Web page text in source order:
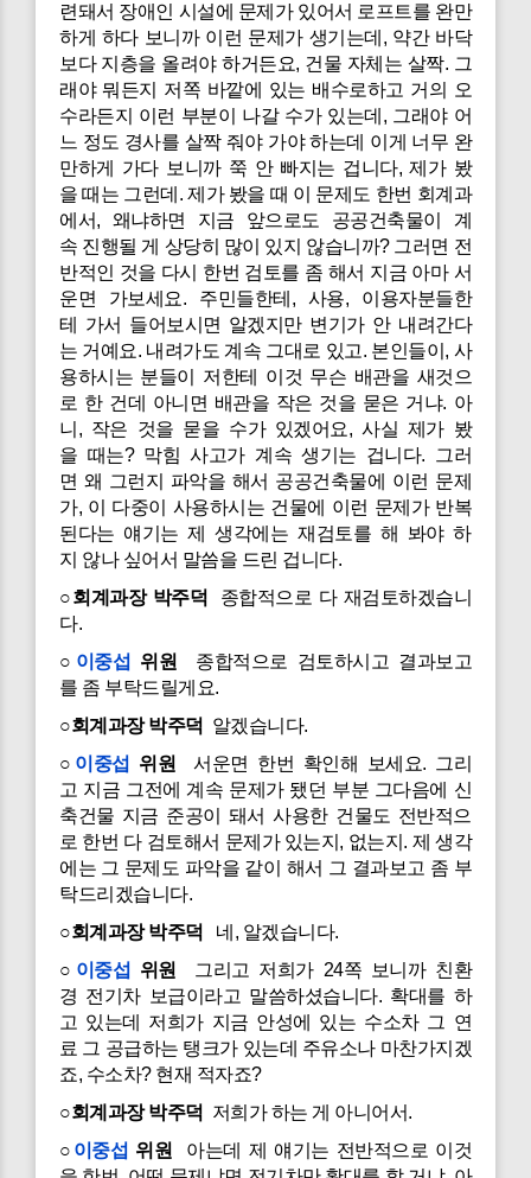
련돼서 장애인 시설에 문제가 있어서 로프트를 완만
하게 하다 보니까 이런 문제가 생기는데, 약간 바닥
보다 지층을 올려야 하거든요, 건물 자체는 살짝. 그
래야 뭐든지 저쪽 바깥에 있는 배수로하고 거의 오
수라든지 이런 부분이 나갈 수가 있는데, 그래야 어
느 정도 경사를 살짝 줘야 가야 하는데 이게 너무 완
만하게 가다 보니까 쭉 안 빠지는 겁니다, 제가 봤
을 때는 그런데. 제가 봤을 때 이 문제도 한번 회계과
에서, 왜냐하면 지금 앞으로도 공공건축물이 계
속 진행될 게 상당히 많이 있지 않습니까? 그러면 전
반적인 것을 다시 한번 검토를 좀 해서 지금 아마 서
운면 가보세요. 주민들한테, 사용, 이용자분들한
테 가서 들어보시면 알겠지만 변기가 안 내려간다
는 거예요. 내려가도 계속 그대로 있고. 본인들이, 사
용하시는 분들이 저한테 이것 무슨 배관을 새것으
로 한 건데 아니면 배관을 작은 것을 묻은 거냐. 아
니, 작은 것을 묻을 수가 있겠어요, 사실 제가 봤
을 때는? 막힘 사고가 계속 생기는 겁니다. 그러
면 왜 그런지 파악을 해서 공공건축물에 이런 문제
가, 이 다중이 사용하시는 건물에 이런 문제가 반복
된다는 얘기는 제 생각에는 재검토를 해 봐야 하
지 않나 싶어서 말씀을 드린 겁니다.
○회계과장 박주덕 종합적으로 다 재검토하겠습니
다.
○ 이중섭 위원
종합적으로 검토하시고 결과보고
를 좀 부탁드릴게요.
○회계과장 박주덕 알겠습니다.
○ 이중섭 위원
서운면 한번 확인해 보세요. 그리
고 지금 그전에 계속 문제가 됐던 부분 그다음에 신
축건물 지금 준공이 돼서 사용한 건물도 전반적으
로 한번 다 검토해서 문제가 있는지, 없는지. 제 생각
에는 그 문제도 파악을 같이 해서 그 결과보고 좀 부
탁드리겠습니다.
○회계과장 박주덕 네, 알겠습니다.
○ 이중섭 위원
그리고 저희가 24쪽 보니까 친환
경 전기차 보급이라고 말씀하셨습니다. 확대를 하
고 있는데 저희가 지금 안성에 있는 수소차 그 연
료 그 공급하는 탱크가 있는데 주유소나 마찬가지겠
죠, 수소차? 현재 적자죠?
○회계과장 박주덕 저희가 하는 게 아니어서.
○ 이중섭 위원
아는데 제 얘기는 전반적으로 이것